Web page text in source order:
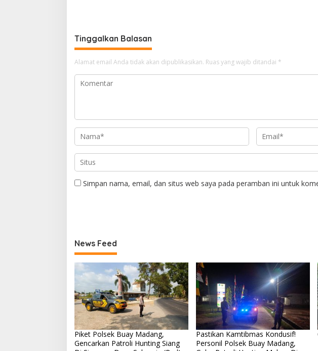
Tinggalkan Balasan
Alamat email Anda tidak akan dipublikasikan. Ruas yang wajib ditandai *
Simpan nama, email, dan situs web saya pada peramban ini untuk
News Feed
Piket Polsek Buay Madang,
Gencarkan Patroli Hunting Siang
Pastikan Kamtibmas Kondusif!
Personil Polsek Buay Madang,